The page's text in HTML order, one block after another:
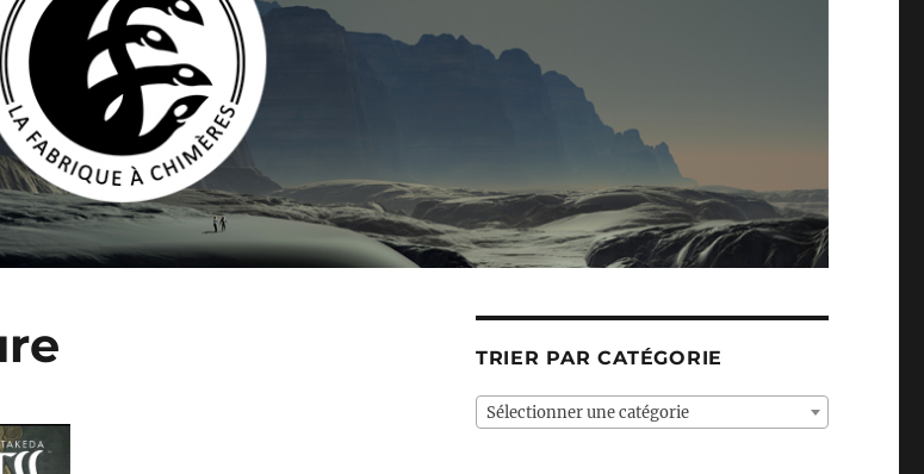
TRIER PAR CATÉGORIE
Sélectionner une catégorie